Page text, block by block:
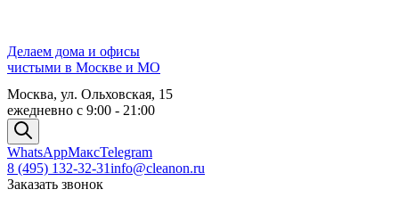
Делаем дома и офисы
чистыми в Москве и МО
Москва, ул. Ольховская, 15
ежедневно с 9:00 - 21:00
WhatsAppMaкcTelegram
8 (495) 132-32-31info@cleanon.ru
Заказать звонок